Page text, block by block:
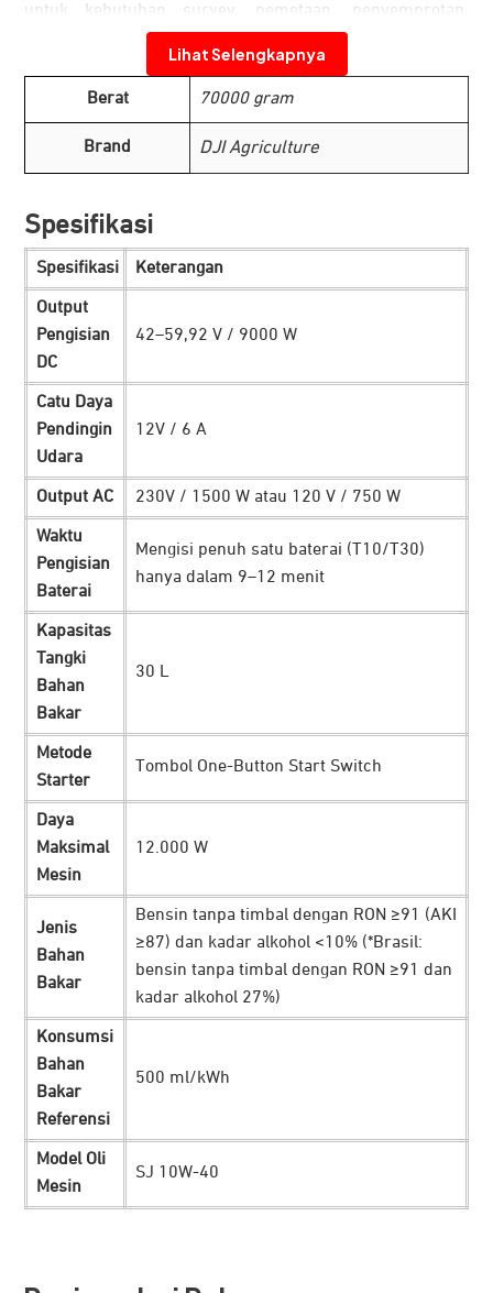
untuk kebutuhan survey, pemetaan, penyemprotan,
hingga penyebaran.
Mendukung Operasional Jangka Panjang
DJID6000i menghadirkan solusi daya yang efisien untuk
operasional jangka panjang. Dilengkapi dengan tangki
berkapasitas 20 liter, perangkat ini mampu mendukung
pengisian hingga 60 baterai drone sekaligus. Dimana hal
tersebut memberikan keleluasaan lebih lama di lapangan
tanpa perlu sering berhenti untuk mengisi ulang.
Membuat misi operasional jadi lebih praktis dan bisa
diandalkan.
Isi Daya Lebih Cepat dan Praktis
Dukungan output AC 1500W memberikan pasokan daya
yang lebih stabil dan efisien. Ini memberikan pengisian
daya baterai lebih cepat hanya dalam 9 menit saja untuk
drone. Membuatnya lebih signifikan meminimalisir waktu
henti operasional. Pekerjaan dan misi penting dapat
berjalan dengan lancar tanpa hambatan yang berarti.
Tangguh di Lapangan
Lihat Selengkapnya
Berat 70000 gram
Brand DJI Agriculture
Spesifikasi
Spesifikasi Keterangan
Output
Pengisian
DC
42–59,92 V / 9000 W
Catu Daya
Pendingin
Udara
12V / 6 A
Output AC 230V / 1500 W atau 120 V / 750 W
Waktu
Pengisian
Baterai
Mengisi penuh satu baterai (T10/T30)
hanya dalam 9–12 menit
Kapasitas
Tangki
Bahan
Bakar
30 L
Metode
Starter
Tombol One-Button Start Switch
Daya
Maksimal
Mesin
12.000 W
Jenis
Bahan
Bakar
Bensin tanpa timbal dengan RON ≥91 (AKI
≥87) dan kadar alkohol <10% (*Brasil:
bensin tanpa timbal dengan RON ≥91 dan
kadar alkohol 27%)
Konsumsi
Bahan
Bakar
Referensi
500 ml/kWh
Model Oli
Mesin
SJ 10W-40